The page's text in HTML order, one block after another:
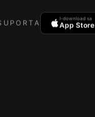
I-download sa
App Store